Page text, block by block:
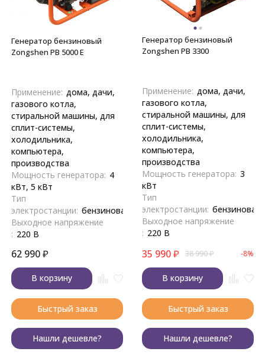
Генератор бензиновый
Zongshen PB 5000 E
Применение: дома, дачи,
газового котла,
стиральной машины, для
сплит-системы,
холодильника,
компьютера,
производства
Мощность генератора: 4
кВт, 5 кВт
Тип
электростанции: бензиновая
Выходное напряжение
: 220 В
62 990₽
В корзину
Быстрый заказ
Нашли дешевле?
Генератор бензиновый
Zongshen PB 3300
Применение: дома, дачи,
газового котла,
стиральной машины, для
сплит-системы,
холодильника,
компьютера,
производства
Мощность генератора: 3
кВт
Тип
электростанции: бензиновая
Выходное напряжение
: 220 В
35 990₽ 38 990₽ -8%
В корзину
Быстрый заказ
Нашли дешевле?